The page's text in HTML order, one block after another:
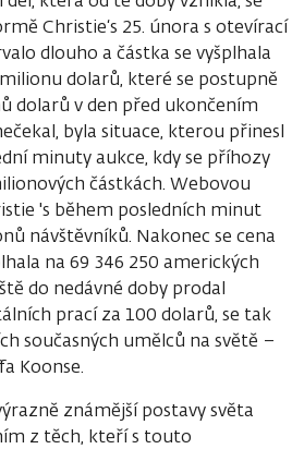
Christie‘s 25. února s otevírací
dlouho a částka se vyšplhala
dolarů, které se postupně
dolarů v den před ukončením
byla situace, kterou přinesl
minuty aukce, kdy se příhozy
částkách. Webovou
's během posledních minut
návštěvníků. Nakonec se cena
na 69 346 250 amerických
do nedávné doby prodal
prací za 100 dolarů, se tak
současných umělců na světě –
Koonse.
známější postavy světa
z těch, kteří s touto